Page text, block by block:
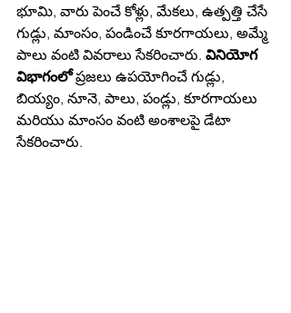
భూమి, వారు పెంచే కోళ్లు, మేకలు, ఉత్పత్తి చేసే
గుడ్లు, మాంసం, పండించే కూరగాయలు, అమ్మే
పాలు వంటి వివరాలు సేకరించారు. వినియోగ
విభాగంలో ప్రజలు ఉపయోగించే గుడ్లు,
బియ్యం, నూనె, పాలు, పండ్లు, కూరగాయలు
మరియు మాంసం వంటి అంశాలపై డేటా
సేకరించారు.